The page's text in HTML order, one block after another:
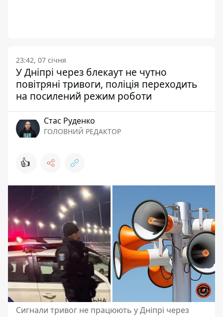
23:42, 07 січня
У Дніпрі через блекаут не чутно
повітряні тривоги, поліція переходить
на посилений режим роботи
Стас Руденко
ГОЛОВНИЙ РЕДАКТОР
👍
Сигнали тривог не працюють у Дніпрі через